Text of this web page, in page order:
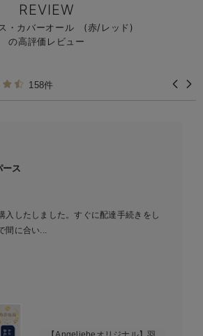
REVIEW
・カバーオール (赤/レッド)
の高評価レビュー
158件
ース
入したしました。すぐに配達手続きをし
間に合い...